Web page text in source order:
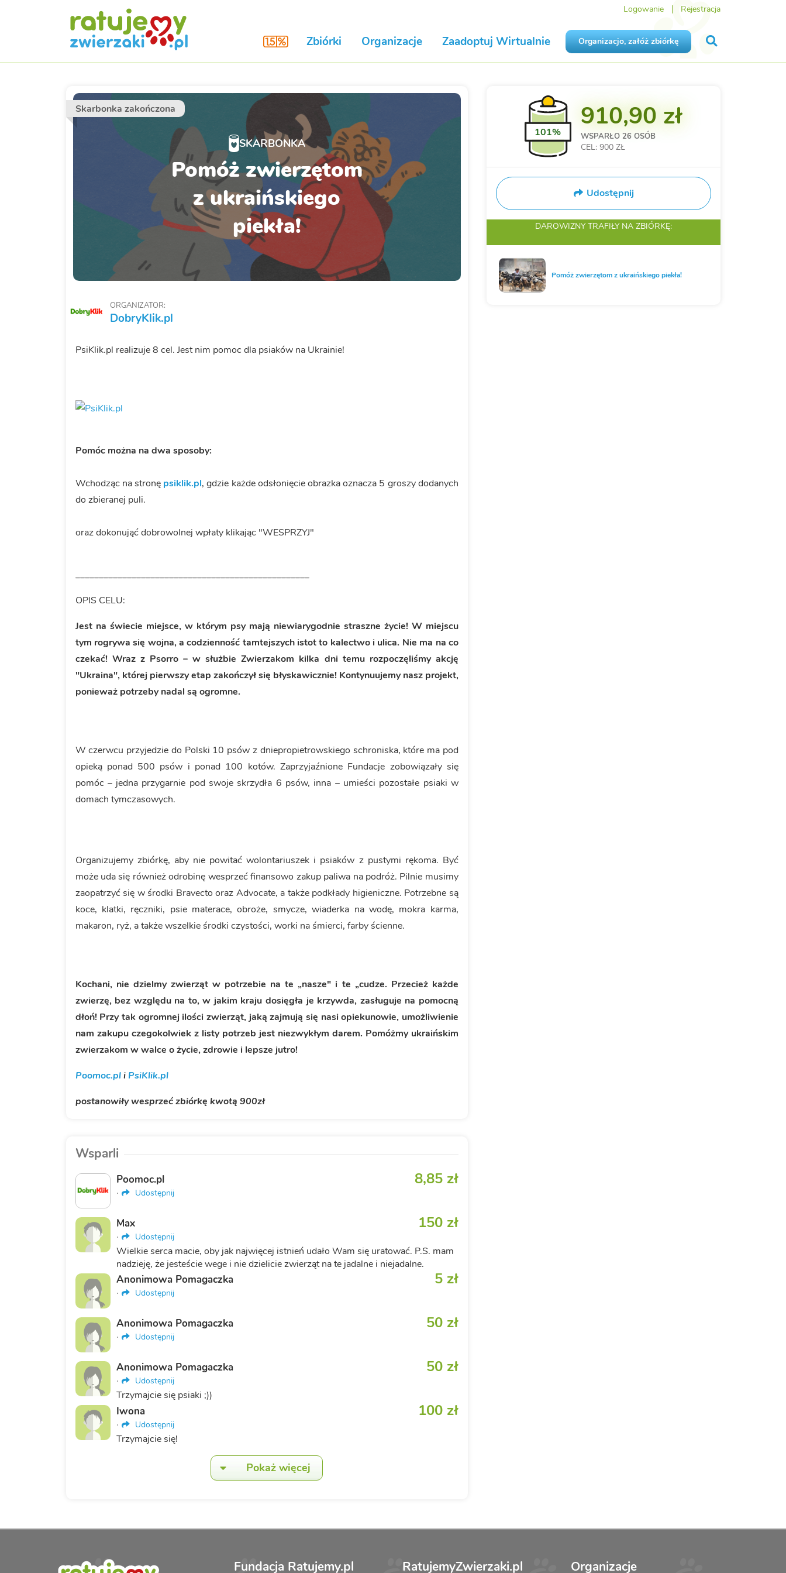
Logowanie Rejestracja
Zbiórki Organizacje Zaadoptuj Wirtualnie Organizacjo, załóż zbiórkę
Skarbonka zakończona
SKARBONKA
Pomóż zwierzętom
z ukraińskiego
piekła!
ORGANIZATOR:
DobryKlik.pl
PsiKlik.pl realizuje 8 cel. Jest nim pomoc dla psiaków na Ukrainie!
Pomóc można na dwa sposoby:
Wchodząc na stronę psiklik.pl, gdzie każde odsłonięcie obrazka oznacza 5 groszy dodanych
do zbieranej puli.
oraz dokonująć dobrowolnej wpłaty klikając "WESPRZYJ"
__________________________________________________
OPIS CELU:
Jest na świecie miejsce, w którym psy mają niewiarygodnie straszne życie! W miejscu
tym rogrywa się wojna, a codzienność tamtejszych istot to kalectwo i ulica. Nie ma na co
czekać! Wraz z Psorro – w służbie Zwierzakom kilka dni temu rozpoczęliśmy akcję
"Ukraina", której pierwszy etap zakończył się błyskawicznie! Kontynuujemy nasz projekt,
ponieważ potrzeby nadal są ogromne.
W czerwcu przyjedzie do Polski 10 psów z dniepropietrowskiego schroniska, które ma pod
opieką ponad 500 psów i ponad 100 kotów. Zaprzyjaźnione Fundacje zobowiązały się
pomóc – jedna przygarnie pod swoje skrzydła 6 psów, inna – umieści pozostałe psiaki w
domach tymczasowych.
Organizujemy zbiórkę, aby nie powitać wolontariuszek i psiaków z pustymi rękoma. Być
może uda się również odrobinę wesprzeć finansowo zakup paliwa na podróż. Pilnie musimy
zaopatrzyć się w środki Bravecto oraz Advocate, a także podkłady higieniczne. Potrzebne są
koce, klatki, ręczniki, psie materace, obroże, smycze, wiaderka na wodę, mokra karma,
makaron, ryż, a także wszelkie środki czystości, worki na śmierci, farby ścienne.
Kochani, nie dzielmy zwierząt w potrzebie na te „nasze" i te „cudze. Przecież każde
zwierzę, bez względu na to, w jakim kraju dosięgła je krzywda, zasługuje na pomocną
dłoń! Przy tak ogromnej ilości zwierząt, jaką zajmują się nasi opiekunowie, umożliwienie
nam zakupu czegokolwiek z listy potrzeb jest niezwykłym darem. Pomóżmy ukraińskim
zwierzakom w walce o życie, zdrowie i lepsze jutro!
Poomoc.pli PsiKlik.pl
postanowiły wesprzeć zbiórkę kwotą 900zł
Wsparli
8,85 zł
Poomoc.pl
· Udostępnij
150 zł
Max
· Udostępnij
Wielkie serca macie, oby jak najwięcej istnień udało Wam się uratować. P.S. mam
nadzieję, że jesteście wege i nie dzielicie zwierząt na te jadalne i niejadalne.
5 zł
Anonimowa Pomagaczka
· Udostępnij
50 zł
Anonimowa Pomagaczka
· Udostępnij
50 zł
Anonimowa Pomagaczka
· Udostępnij
Trzymajcie się psiaki ;))
100 zł
Iwona
· Udostępnij
Trzymajcie się!
Pokaż więcej
101%
910,90 zł
WSPARŁO 26 OSÓB
CEL: 900 ZŁ
Udostępnij
DAROWIZNY TRAFIŁY NA ZBIÓRKĘ:
Pomóż zwierzętom z ukraińskiego piekła!
Fundacja Ratujemy.pl RatujemyZwierzaki.pl Organizacje